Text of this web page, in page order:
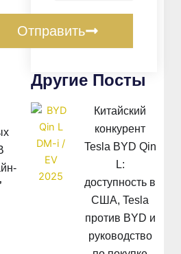
какОтправить
Другие Посты
Китайский
конкурент
Tesla BYD Qin
L:
доступность в
США, Tesla
против BYD и
руководство